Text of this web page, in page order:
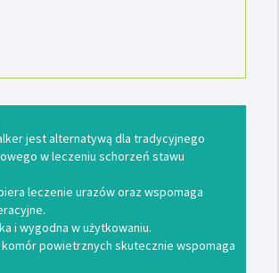
jest alternatywą dla tradycyjnego
w leczeniu schorzeń stawu
leczenie urazów oraz wspomaga
i wygodna w użytkowaniu.
powietrznych skutecznie wspomaga